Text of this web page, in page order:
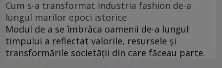
Cum s-a transformat industria fashion de-a
lungul marilor epoci istorice
Modul de a se îmbrăca oamenii de-a lungul
timpului a reflectat valorile, resursele și
transformările societății din care făceau parte.